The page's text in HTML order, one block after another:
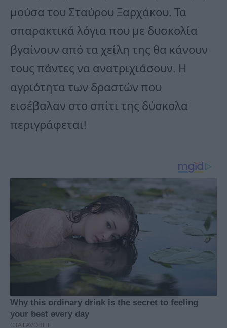
μούσα του Σταύρου Ξαρχάκου. Τα
σπαρακτικά λόγια που με δυσκολία
βγαίνουν από τα χείλη της θα κάνουν
τους πάντες να ανατριχιάσουν. Η
αγριότητα των δραστών που
εισέβαλαν στο σπίτι της δύσκολα
περιγράφεται!